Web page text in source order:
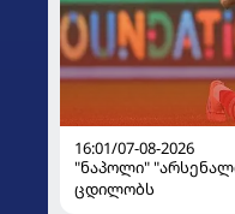
16:01/07-08-2026
"ნაპოლი"
ცდილობს